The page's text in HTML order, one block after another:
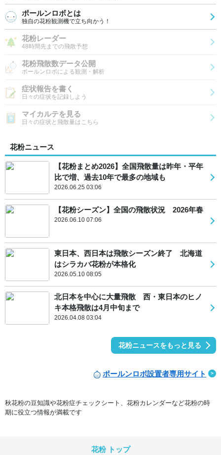
ポールンロボとは
独自の花粉観測機で立ち向かう！
花粉レーダー
48時間先までの飛散予想
花粉飛散数データ公開
ポールンロボによる観測・解析
症状報告を書く
日々の症状を記録しよう
マイカルテを見る
日々の症状と飛散量はこちら
花粉ニュース
【花粉まとめ2026】全国飛散量は昨年・平年
比で増、過去10年で最多の地域も
2026.06.25 03:06
【花粉シーズン】全国の飛散状況 2026年春
2026.06.10 07:06
東日本、西日本は飛散シーズン終了 北海道
はシラカバ花粉が本格化
2026.05.10 08:05
北日本を中心に大量飛散 西・東日本のヒノ
キ本格飛散は4月中旬まで
2026.04.08 03:04
花粉ニュースをもっと見る
ポールンロボ設置者専用サイト
秋花粉の豆知識や花粉症チェックシート、花粉カレンダーなど花粉の時
期に役立つ情報が満載です
花粉 トップ